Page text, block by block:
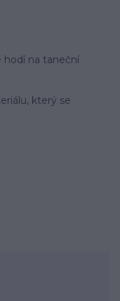
hodí na taneční
který se